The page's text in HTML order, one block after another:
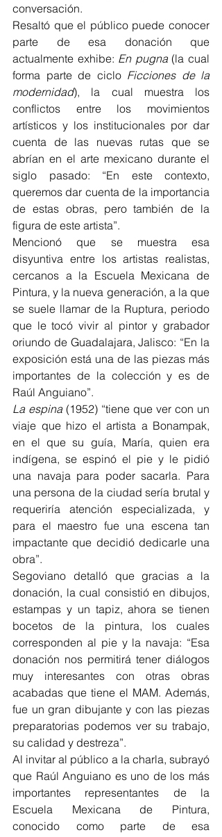
conversación.
Resaltó que el público puede conocer
parte de esa donación que
actualmente exhibe: En pugna (la cual
forma parte de ciclo Ficciones de la
modernidad), la cual muestra los
conflictos entre los movimientos
artísticos y los institucionales por dar
cuenta de las nuevas rutas que se
abrían en el arte mexicano durante el
siglo pasado: “En este contexto,
queremos dar cuenta de la importancia
de estas obras, pero también de la
figura de este artista”.
Mencionó que se muestra esa
disyuntiva entre los artistas realistas,
cercanos a la Escuela Mexicana de
Pintura, y la nueva generación, a la que
se suele llamar de la Ruptura, periodo
que le tocó vivir al pintor y grabador
oriundo de Guadalajara, Jalisco: “En la
exposición está una de las piezas más
importantes de la colección y es de
Raúl Anguiano”.
La espina (1952) “tiene que ver con un
viaje que hizo el artista a Bonampak,
en el que su guía, María, quien era
indígena, se espinó el pie y le pidió
una navaja para poder sacarla. Para
una persona de la ciudad sería brutal y
requeriría atención especializada, y
para el maestro fue una escena tan
impactante que decidió dedicarle una
obra”.
Segoviano detalló que gracias a la
donación, la cual consistió en dibujos,
estampas y un tapiz, ahora se tienen
bocetos de la pintura, los cuales
corresponden al pie y la navaja: “Esa
donación nos permitirá tener diálogos
muy interesantes con otras obras
acabadas que tiene el MAM. Además,
fue un gran dibujante y con las piezas
preparatorias podemos ver su trabajo,
su calidad y destreza”.
Al invitar al público a la charla, subrayó
que Raúl Anguiano es uno de los más
importantes representantes de la
Escuela Mexicana de Pintura,
conocido como parte de esa